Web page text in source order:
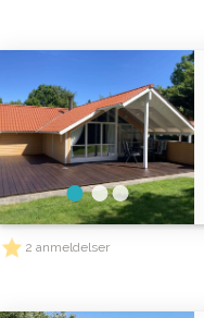
2 anmeldelser